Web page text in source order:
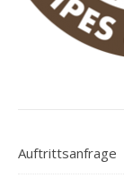
Auftrittsanfrage